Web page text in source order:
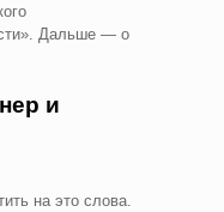
Дальше — о
и
на это слова.